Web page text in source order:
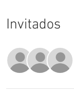
Invitados